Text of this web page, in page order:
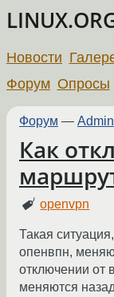
Новости
Форум Опросы
Форум — Admin
Как
openvpn
Такая
опенвпн,
отключении от
меняются